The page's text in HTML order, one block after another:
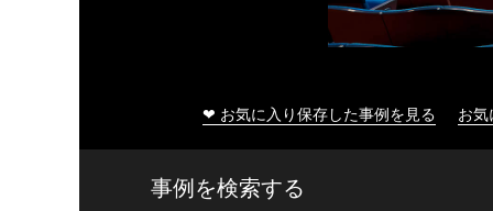
❤ お気に入り保存した事例を見る お
事例を検索する